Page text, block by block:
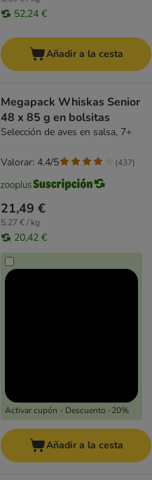
52,24 €
Añadir a la cesta
Megapack Whiskas Senior
48 x 85 g en bolsitas
Selección de aves en salsa, 7+
21,49 €
5,27 € / kg
20,42 €
Activar cupón - Descuento -20%
Valorar: 4.4/5 (437)
Añadir a la cesta